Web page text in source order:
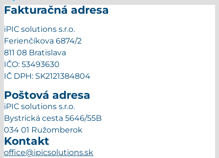
Fakturačná adresa
iPIC solutions s.r.o.
Ferienčíkova 6874/2
811 08 Bratislava
IČO: 53493630
IČ DPH: SK2121384804
Poštová adresa
iPIC solutions s.r.o.
Bystrická cesta 5646/55B
034 01 Ružomberok
Kontakt
office@ipicsolutions.sk